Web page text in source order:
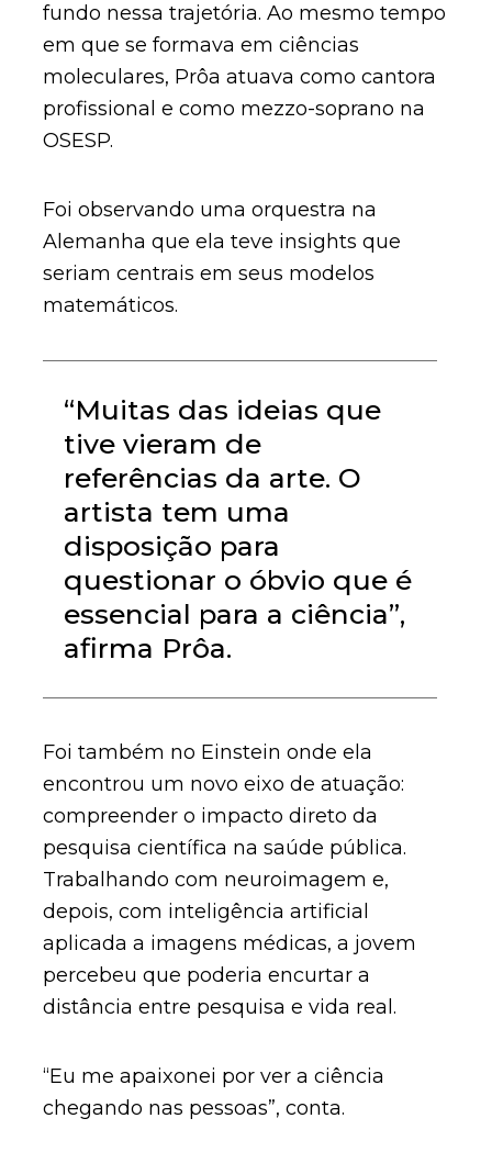
fundo nessa trajetória. Ao mesmo tempo
em que se formava em ciências
moleculares, Prôa atuava como cantora
profissional e como mezzo-soprano na
OSESP.
Foi observando uma orquestra na
Alemanha que ela teve insights que
seriam centrais em seus modelos
matemáticos.
“Muitas das ideias que
tive vieram de
referências da arte. O
artista tem uma
disposição para
questionar o óbvio que é
essencial para a ciência”,
afirma Prôa.
Foi também no Einstein onde ela
encontrou um novo eixo de atuação:
compreender o impacto direto da
pesquisa científica na saúde pública.
Trabalhando com neuroimagem e,
depois, com inteligência artificial
aplicada a imagens médicas, a jovem
percebeu que poderia encurtar a
distância entre pesquisa e vida real.
“Eu me apaixonei por ver a ciência
chegando nas pessoas”, conta.